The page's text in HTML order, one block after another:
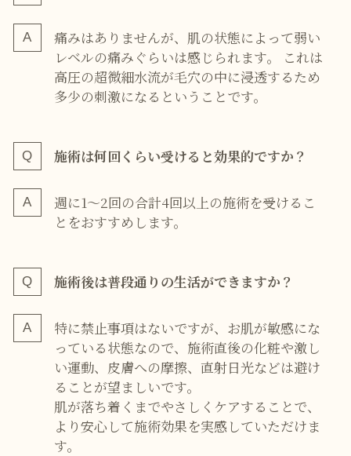
痛みはありませんが、肌の状態によって弱い
レベルの痛みぐらいは感じられます。 これは
高圧の超微細水流が毛穴の中に浸透するため
多少の刺激になるということです。
施術は何回くらい受けると効果的ですか？
週に1〜2回の合計4回以上の施術を受けるこ
とをおすすめします。
施術後は普段通りの生活ができますか？
特に禁止事項はないですが、お肌が敏感にな
っている状態なので、施術直後の化粧や激し
い運動、皮膚への摩擦、直射日光などは避け
ることが望ましいです。
肌が落ち着くまでやさしくケアすることで、
より安心して施術効果を実感していただけま
す。